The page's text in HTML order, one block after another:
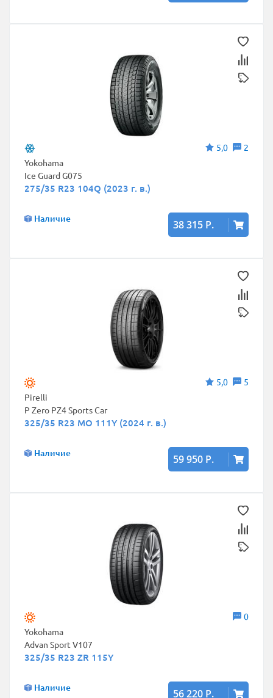
5,0
2
Yokohama
Ice Guard G075
275/35 R23 104Q (2023 г. в.)
Наличие 38 315 Р.
5,0
5
Pirelli
P Zero PZ4 Sports Car
325/35 R23 MO 111Y (2024 г. в.)
Наличие 59 950 Р.
0
Yokohama
Advan Sport V107
325/35 R23 ZR 115Y
Наличие 56 220 Р.